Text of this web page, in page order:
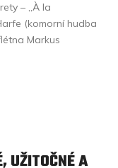
– „À la
(komorní hudba
Markus
UŽITOČNÉ A